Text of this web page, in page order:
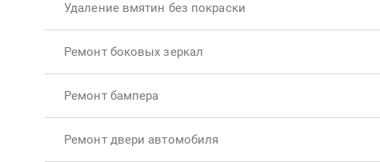
Удаление вмятин без покраски
Ремонт боковых зеркал
Ремонт бампера
Ремонт двери автомобиля